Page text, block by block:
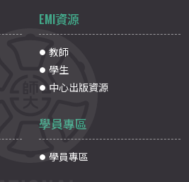
EMI資源
教師
學生
中心出版資源
學員專區
學員專區